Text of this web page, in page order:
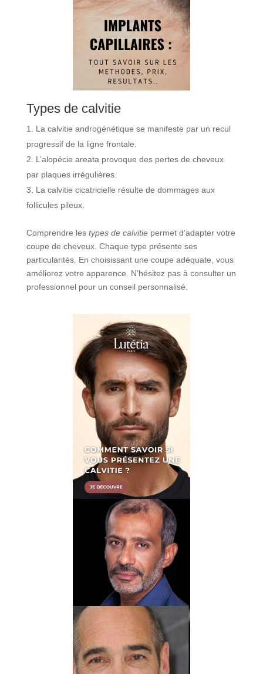
Types de calvitie
La calvitie androgénétique se manifeste par un recul
progressif de la ligne frontale.
L’alopécie areata provoque des pertes de cheveux
par plaques irrégulières.
La calvitie cicatricielle résulte de dommages aux
follicules pileux.
Comprendre les types de calvitiepermet d’adapter votre
coupe de cheveux. Chaque type présente ses
particularités. En choisissant une coupe adéquate, vous
améliorez votre apparence. N’hésitez pas à consulter un
professionnel pour un conseil personnalisé.